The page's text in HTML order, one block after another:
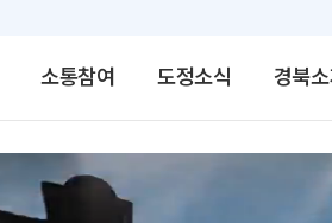
소통참여 도정소식 경북